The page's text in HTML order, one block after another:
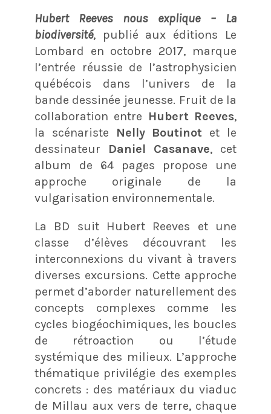
Hubert Reeves nous explique – La
biodiversité, publié aux éditions Le
Lombard en octobre 2017, marque
l’entrée réussie de l’astrophysicien
québécois dans l’univers de la
bande dessinée jeunesse. Fruit de la
collaboration entre Hubert Reeves,
la scénariste
Nelly Boutinot et le
dessinateur Daniel Casanave, cet
album de 64 pages propose une
approche originale de la
vulgarisation environnementale.
La BD suit Hubert Reeves et une
classe d’élèves découvrant les
interconnexions du vivant à travers
diverses excursions. Cette approche
permet d’aborder naturellement des
concepts complexes comme les
cycles biogéochimiques, les boucles
de rétroaction ou l’étude
systémique des milieux. L’approche
thématique privilégie des exemples
concrets : des matériaux du viaduc
de Millau aux vers de terre, chaque